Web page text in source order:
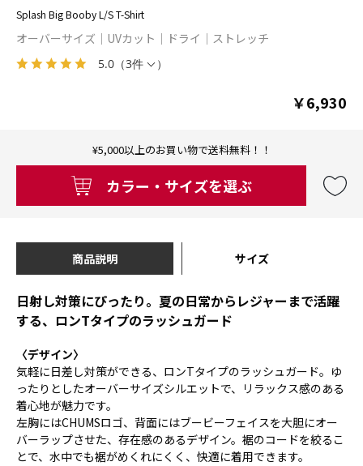
5.0 （3件 ）
Splash Big Booby L/S T-Shirt
オーバーサイズ UVカット ドライ ストレッチ
￥6,930
¥5,000以上のお買い物で送料無料！！
カラー・サイズを選ぶ
商品説明 サイズ
日射し対策にぴったり。夏の日常からレジャーまで活躍
する、ロンTタイプのラッシュガード
〈デザイン〉
気軽に日差し対策ができる、ロンTタイプのラッシュガード。ゆ
ったりとしたオーバーサイズシルエットで、リラックス感のある
着心地が魅力です。
左胸にはCHUMSロゴ、背面にはブービーフェイスを大胆にオー
バーラップさせた、存在感のあるデザイン。裾のコードを絞るこ
とで、水中でも裾がめくれにくく、快適に着用できます。